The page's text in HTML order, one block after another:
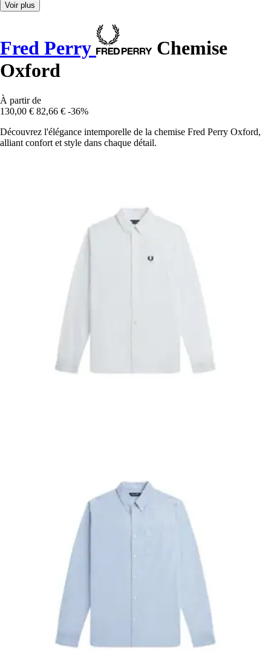
Voir plus
Fred Perry
Chemise
Oxford
À partir de
130,00 € 82,66 € -36%
Découvrez l'élégance intemporelle de la chemise Fred Perry Oxford,
alliant confort et style dans chaque détail.